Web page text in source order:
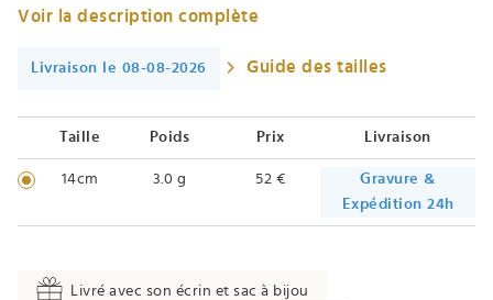
Voir la description complète
Livraison le 08-08-2026 Guide des tailles
Taille Poids Prix Livraison
14cm 3.0 g 52 €
Gravure &
Expédition 24h
Livré avec son écrin et sac à bijou